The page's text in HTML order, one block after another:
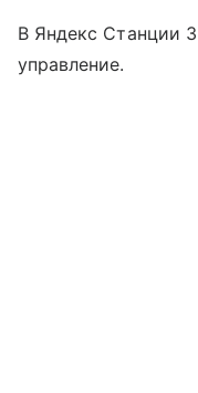
В Яндекс Станции
управление.